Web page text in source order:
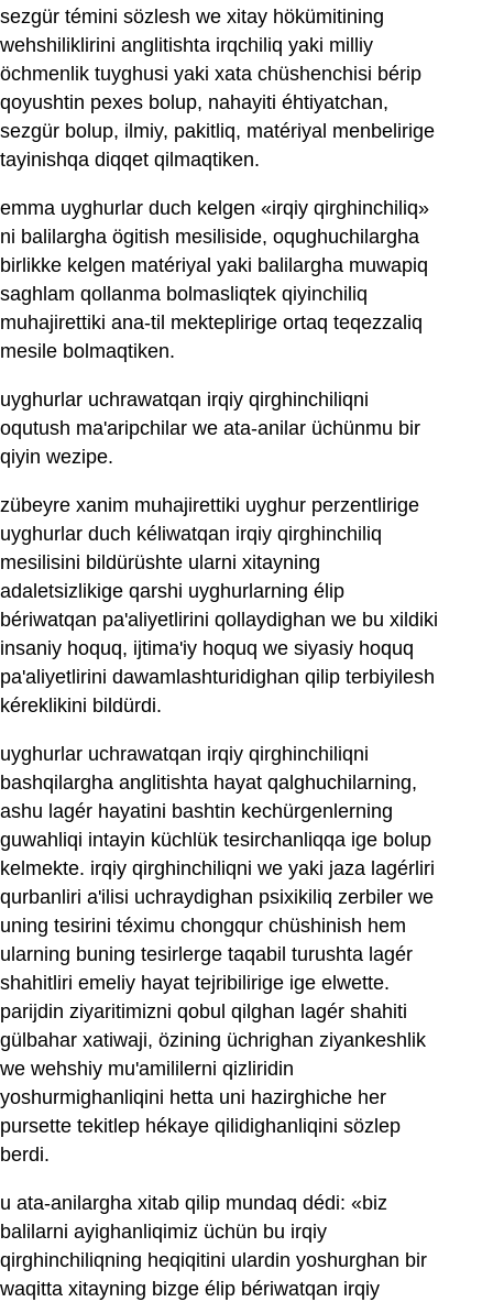
sezgür témini sözlesh we xitay hökümitining
wehshiliklirini anglitishta irqchiliq yaki milliy
öchmenlik tuyghusi yaki xata chüshenchisi bérip
qoyushtin pexes bolup, nahayiti éhtiyatchan,
sezgür bolup, ilmiy, pakitliq, matériyal menbelirige
tayinishqa diqqet qilmaqtiken.
emma uyghurlar duch kelgen «irqiy qirghinchiliq»
ni balilargha ögitish mesiliside, oqughuchilargha
birlikke kelgen matériyal yaki balilargha muwapiq
saghlam qollanma bolmasliqtek qiyinchiliq
muhajirettiki ana-til mekteplirige ortaq teqezzaliq
mesile bolmaqtiken.
uyghurlar uchrawatqan irqiy qirghinchiliqni
oqutush ma'aripchilar we ata-anilar üchünmu bir
qiyin wezipe.
zübeyre xanim muhajirettiki uyghur perzentlirige
uyghurlar duch kéliwatqan irqiy qirghinchiliq
mesilisini bildürüshte ularni xitayning
adaletsizlikige qarshi uyghurlarning élip
bériwatqan pa'aliyetlirini qollaydighan we bu xildiki
insaniy hoquq, ijtima'iy hoquq we siyasiy hoquq
pa'aliyetlirini dawamlashturidighan qilip terbiyilesh
kéreklikini bildürdi.
uyghurlar uchrawatqan irqiy qirghinchiliqni
bashqilargha anglitishta hayat qalghuchilarning,
ashu lagér hayatini bashtin kechürgenlerning
guwahliqi intayin küchlük tesirchanliqqa ige bolup
kelmekte. irqiy qirghinchiliqni we yaki jaza lagérliri
qurbanliri a'ilisi uchraydighan psixikiliq zerbiler we
uning tesirini téximu chongqur chüshinish hem
ularning buning tesirlerge taqabil turushta lagér
shahitliri emeliy hayat tejribilirige ige elwette.
parijdin ziyaritimizni qobul qilghan lagér shahiti
gülbahar xatiwaji, özining üchrighan ziyankeshlik
we wehshiy mu'amililerni qizliridin
yoshurmighanliqini hetta uni hazirghiche her
pursette tekitlep hékaye qilidighanliqini sözlep
berdi.
u ata-anilargha xitab qilip mundaq dédi: «biz
balilarni ayighanliqimiz üchün bu irqiy
qirghinchiliqning heqiqitini ulardin yoshurghan bir
waqitta xitayning bizge élip bériwatqan irqiy